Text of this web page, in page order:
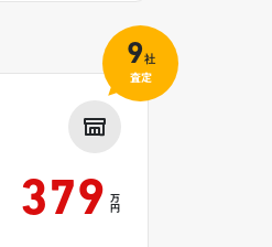
379 万
円
9社
査定